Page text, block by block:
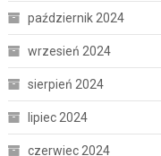
październik 2024
wrzesień 2024
sierpień 2024
lipiec 2024
czerwiec 2024